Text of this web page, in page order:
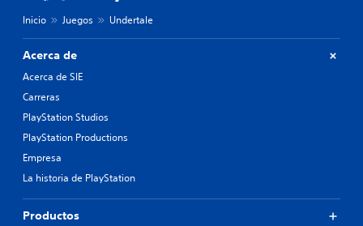
Inicio Juegos Undertale
Acerca de
Acerca de SIE
Carreras
PlayStation Studios
PlayStation Productions
Empresa
La historia de PlayStation
Productos